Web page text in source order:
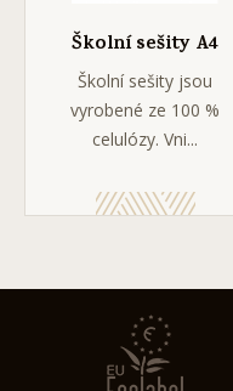
Školní sešity A4
Školní sešity jsou
vyrobené ze 100 %
celulózy. Vni...